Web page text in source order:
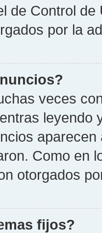
de Control
por la
veces
leyendo
Como en
otorgados
fijos?